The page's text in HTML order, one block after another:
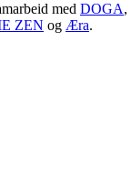
med DOGA,
ZEN og Æra.